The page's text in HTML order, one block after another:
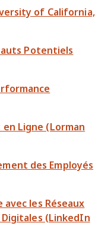
of California,
Potentiels
Ligne (Lorman
des Employés
les Réseaux
(LinkedIn